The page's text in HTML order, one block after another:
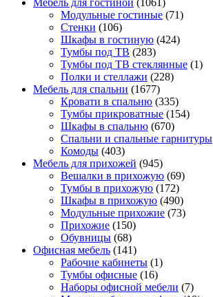
Мебель для гостиной (1061)
Модульные гостиные (71)
Стенки (106)
Шкафы в гостиную (424)
Тумбы под ТВ (283)
Тумбы под ТВ стеклянные (1)
Полки и стеллажи (228)
Мебель для спальни (1677)
Кровати в спальню (335)
Тумбы прикроватные (154)
Шкафы в спальню (670)
Спальни и спальные гарнитуры
Комоды (403)
Мебель для прихожей (945)
Вешалки в прихожую (69)
Тумбы в прихожую (172)
Шкафы в прихожую (490)
Модульные прихожие (73)
Прихожие (150)
Обувницы (68)
Офисная мебель (141)
Рабочие кабинеты (1)
Тумбы офисные (16)
Наборы офисной мебели (7)